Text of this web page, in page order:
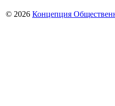
© 2026 Концепция